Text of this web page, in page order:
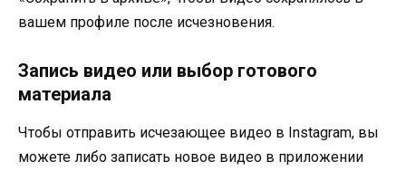
вашем профиле после исчезновения.
Запись видео или выбор готового
материала
Чтобы отправить исчезающее видео в Instagram, вы
можете либо записать новое видео в приложении